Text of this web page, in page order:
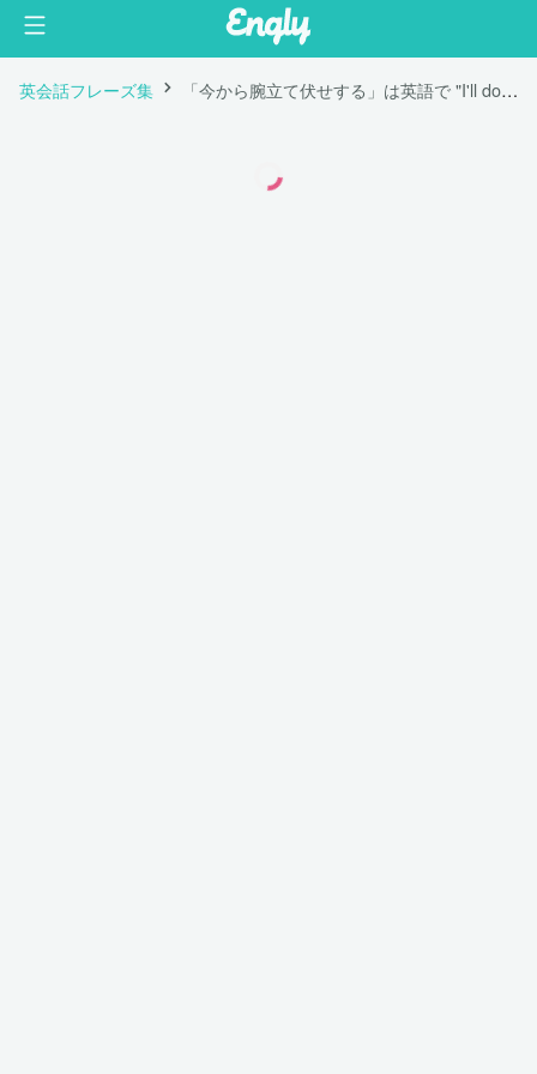
英会話フレーズ集 「今から腕立て伏せする」は英語で "I'll do push ups from now."